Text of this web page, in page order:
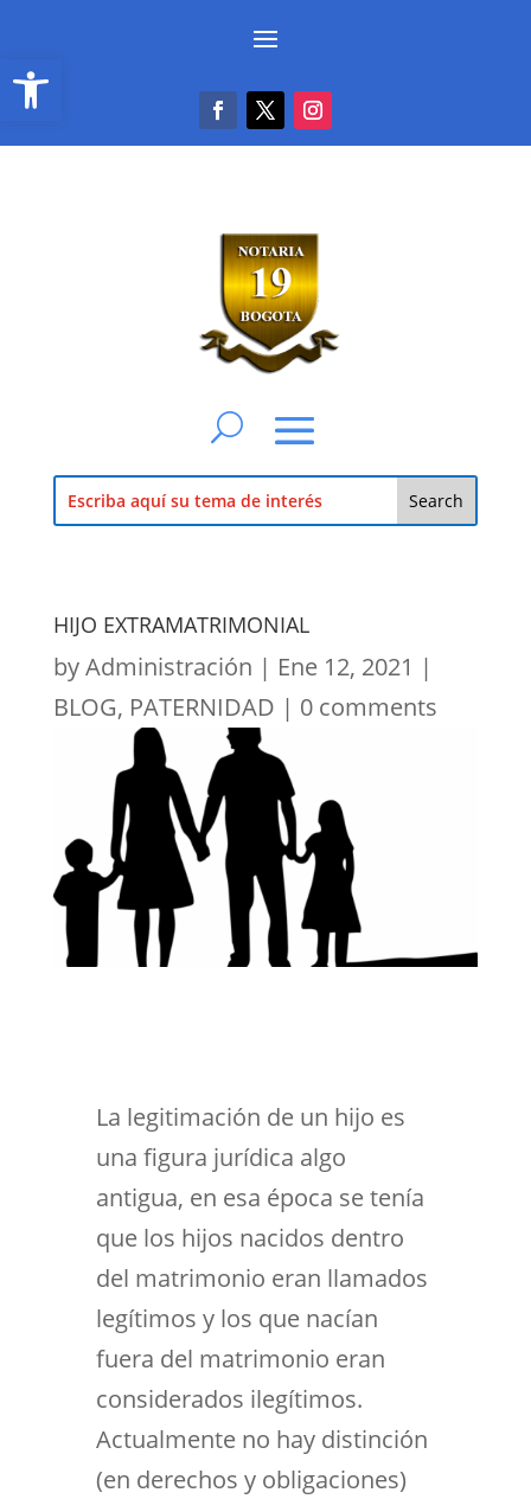
Abrir barra de herramientas
HIJO EXTRAMATRIMONIAL
byAdministración | Ene 12, 2021 |
BLOG, PATERNIDAD | 0 comments
La legitimación de un hijo es
una figura jurídica algo
antigua, en esa época se tenía
que los hijos nacidos dentro
del matrimonio eran llamados
legítimos y los que nacían
fuera del matrimonio eran
considerados ilegítimos.
Actualmente no hay distinción
(en derechos y obligaciones)